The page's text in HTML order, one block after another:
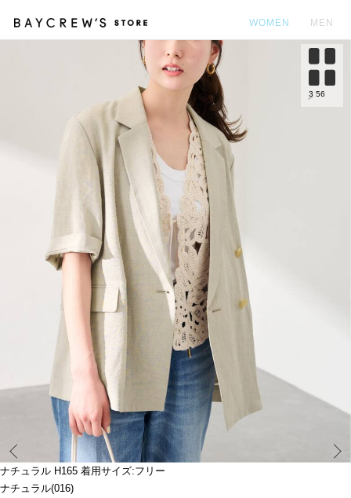
WOMEN MEN
ナチュラル H165 着用サイズ:フリー
ナチュラル(016)
3 56